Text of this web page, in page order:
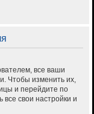
все ваши
Чтобы изменить их,
и перейдите по
свои настройки и